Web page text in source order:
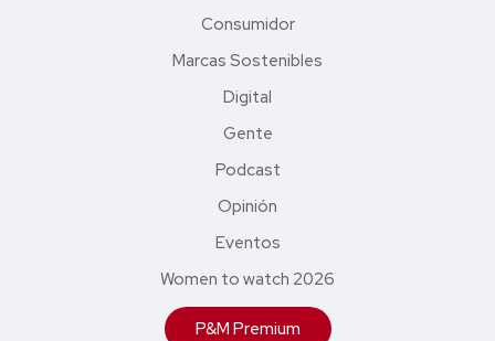
Consumidor
Marcas Sostenibles
Digital
Gente
Podcast
Opinión
Eventos
Women to watch 2026
P&M Premium